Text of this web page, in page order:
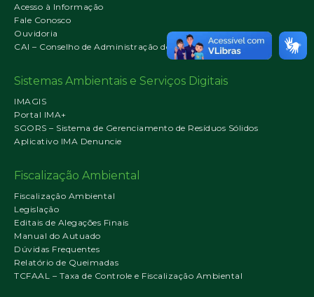
Acesso à Informação
Fale Conosco
Ouvidoria
CAI – Conselho de Administração do IMA
Sistemas Ambientais e Serviços Digitais
IMAGIS
Portal IMA+
SGORS – Sistema de Gerenciamento de Resíduos Sólidos
Aplicativo IMA Denuncie
Fiscalização Ambiental
Fiscalização Ambiental
Legislação
Editais de Alegações Finais
Manual do Autuado
Dúvidas Frequentes
Relatório de Queimadas
TCFAAL – Taxa de Controle e Fiscalização Ambiental